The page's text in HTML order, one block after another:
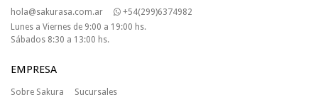
hola@sakurasa.com.ar
+54(299)6374982
Lunes a Viernes de 9:00 a 19:00 hs.
Sábados 8:30 a 13:00 hs.
EMPRESA
Sobre Sakura Sucursales